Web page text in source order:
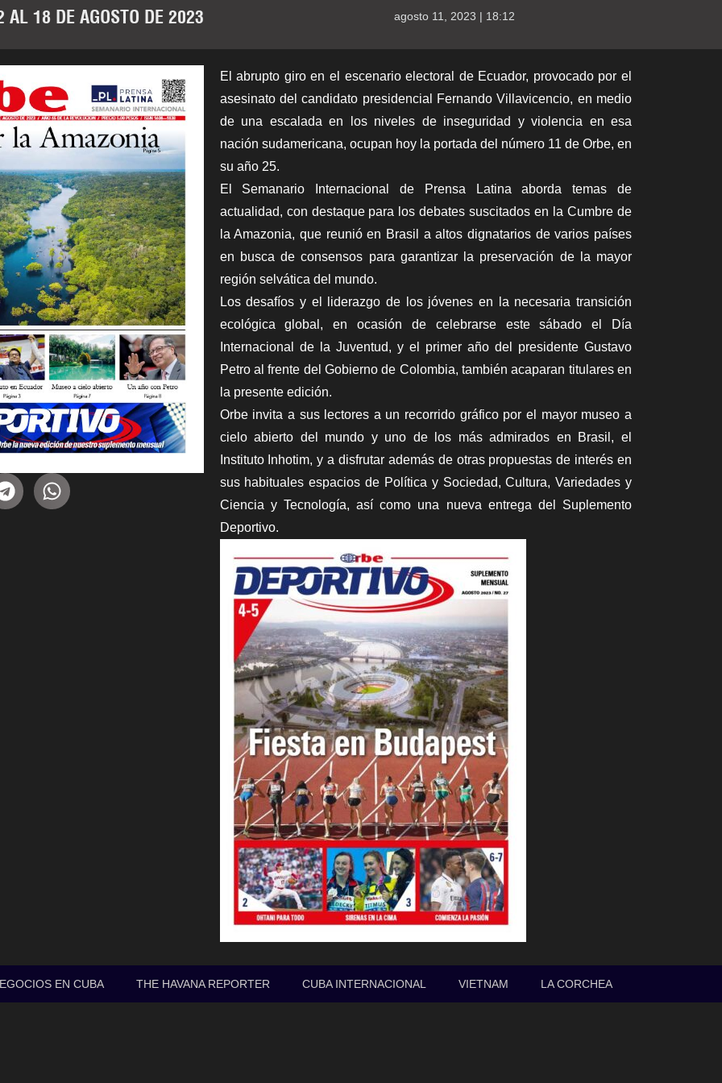
AL 18 DE AGOSTO DE 2023 agosto 11, 2023 | 18:12
El abrupto giro en el escenario electoral de Ecuador, provocado por el
asesinato del candidato presidencial Fernando Villavicencio, en medio
de una escalada en los niveles de inseguridad y violencia en esa
nación sudamericana, ocupan hoy la portada del número 11 de Orbe, en
su año 25.
El Semanario Internacional de Prensa Latina aborda temas de
actualidad, con destaque para los debates suscitados en la Cumbre de
la Amazonia, que reunió en Brasil a altos dignatarios de varios países
en busca de consensos para garantizar la preservación de la mayor
región selvática del mundo.
Los desafíos y el liderazgo de los jóvenes en la necesaria transición
ecológica global, en ocasión de celebrarse este sábado el Día
Internacional de la Juventud, y el primer año del presidente Gustavo
Petro al frente del Gobierno de Colombia, también acaparan titulares en
la presente edición.
Orbe invita a sus lectores a un recorrido gráfico por el mayor museo a
cielo abierto del mundo y uno de los más admirados en Brasil, el
Instituto Inhotim, y a disfrutar además de otras propuestas de interés en
sus habituales espacios de Política y Sociedad, Cultura, Variedades y
Ciencia y Tecnología, así como una nueva entrega del Suplemento
Deportivo.
EN CUBA THE HAVANA REPORTER CUBA INTERNACIONAL VIETNAM LA CORCHEA